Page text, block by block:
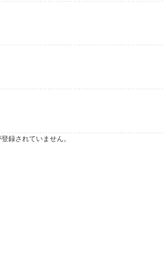
録されていません。